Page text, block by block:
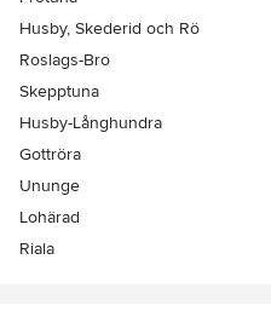
Husby, Skederid och Rö
Roslags-Bro
Skepptuna
Husby-Långhundra
Gottröra
Ununge
Lohärad
Riala